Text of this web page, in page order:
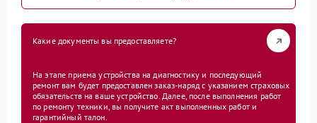
Какие документы вы предоставляете?
На этапе приема устройства на диагностику и последующий
ремонт вам будет предоставлен заказ-наряд с указанием страховых
обязательств на ваше устройство. Далее, после выполнения работ
по ремонту техники, вы получите акт выполненных работ и
гарантийный талон.